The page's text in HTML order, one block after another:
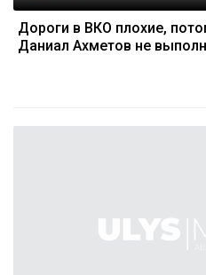
Дороги в ВКО плохие,
Даниал Ахметов не